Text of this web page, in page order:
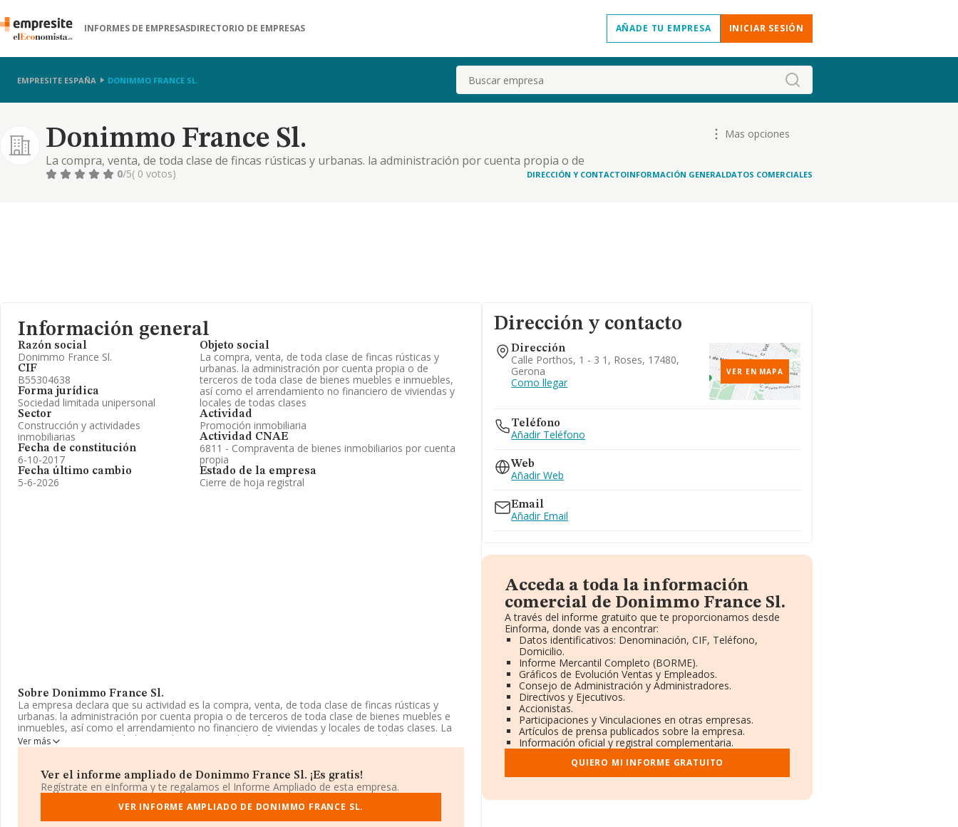
INFORMES DE EMPRESASDIRECTORIO DE EMPRESAS AÑADE TU EMPRESA INICIAR SESIÓN
EMPRESITE ESPAÑA DONIMMO FRANCE SL. Buscar
Donimmo France Sl.
La compra, venta, de toda clase de fincas rústicas y urbanas. la administración por cuenta propia o de
terceros de toda clase de bienes muebles e inmuebles, así como el arrendamiento no financiero de
Mas opciones
0/5( 0 votos) DIRECCIÓN Y CONTACTOINFORMACIÓN GENERALDATOS COMERCIALES
Información general
Razón social
Donimmo France Sl.
CIF
B55304638
Forma jurídica
Sociedad limitada unipersonal
Sector
Construcción y actividades
inmobiliarias
Fecha de constitución
6-10-2017
Fecha último cambio
5-6-2026
Objeto social
La compra, venta, de toda clase de fincas rústicas y
urbanas. la administración por cuenta propia o de
terceros de toda clase de bienes muebles e inmuebles,
así como el arrendamiento no financiero de viviendas y
locales de todas clases
Actividad
Promoción inmobiliaria
Actividad CNAE
6811 - Compraventa de bienes inmobiliarios por cuenta
propia
Estado de la empresa
Cierre de hoja registral
Sobre Donimmo France Sl.
La empresa declara que su actividad es la compra, venta, de toda clase de fincas rústicas y
urbanas. la administración por cuenta propia o de terceros de toda clase de bienes muebles e
inmuebles, así como el arrendamiento no financiero de viviendas y locales de todas clases. La
empresa es una Sociedad Limitada. La actividad de referencia CNAE corresponde a '%cnae%',
cuyo Código es 6811. No realiza actividad de importación y/o exportación.
La compañíaDonimmo France S.L, B55304638, se encuentra en Calle Porthos núm. 1 3 1,
(17480), en el municipio de Roses, Girona, Cataluña.
Con los datos a disposición de INFORMA sobre 67.991 empresas pertenecientes al sector, la
facturación en el ámbito nacional alcanza los 7.139 millones de euros y el promedio de la
Ver más
Ver el informe ampliado de Donimmo France Sl. ¡Es gratis!
Regístrate en eInforma y te regalamos el Informe Ampliado de esta empresa.
VER INFORME AMPLIADO DE DONIMMO FRANCE SL.
Dirección y contacto
Dirección
Calle Porthos, 1 - 3 1, Roses, 17480,
Gerona
Como llegar
VER EN MAPA
Teléfono
Añadir Teléfono
Web
Añadir Web
Email
Añadir Email
Acceda a toda la información
comercial de Donimmo France Sl.
A través del informe gratuito que te proporcionamos desde
Einforma, donde vas a encontrar:
Datos identificativos: Denominación, CIF, Teléfono,
Domicilio.
Informe Mercantil Completo (BORME).
Gráficos de Evolución Ventas y Empleados.
Consejo de Administración y Administradores.
Directivos y Ejecutivos.
Accionistas.
Participaciones y Vinculaciones en otras empresas.
Artículos de prensa publicados sobre la empresa.
Información oficial y registral complementaria.
QUIERO MI INFORME GRATUITO